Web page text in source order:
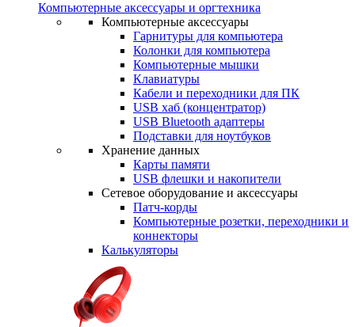
Компьютерные аксессуары и оргтехника
Компьютерные аксессуары
Гарнитуры для компьютера
Колонки для компьютера
Компьютерные мышки
Клавиатуры
Кабели и переходники для ПК
USB хаб (концентратор)
USB Bluetooth адаптеры
Подставки для ноутбуков
Хранение данных
Карты памяти
USB флешки и накопители
Сетевое оборудование и аксессуары
Патч-корды
Компьютерные розетки, переходники и
коннекторы
Калькуляторы